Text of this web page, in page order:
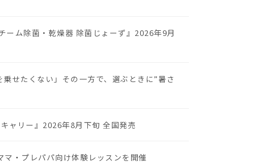
ーム除菌・乾燥器 除菌じょーず』2026年9月
せたくない」その一方で、選ぶときに”暑さ
ャリー』2026年8月下旬 全国発売
・プレパパ向け体験レッスンを開催